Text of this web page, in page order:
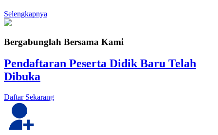
Selengkapnya
Bergabunglah Bersama Kami
Pendaftaran Peserta Didik Baru Telah
Dibuka
Daftar Sekarang